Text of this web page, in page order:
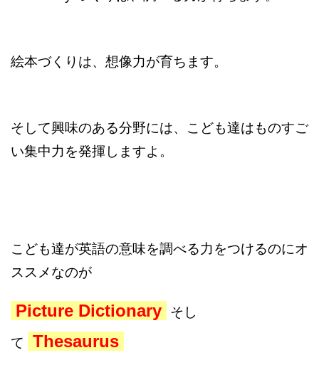
絵本づくりは、想像力が育ちます。
そして興味のある分野には、こども達はものすご
い集中力を発揮しますよ。
こども達が英語の意味を調べる力をつけるのにオ
ススメなのが
Picture Dictionary そし
て Thesaurus